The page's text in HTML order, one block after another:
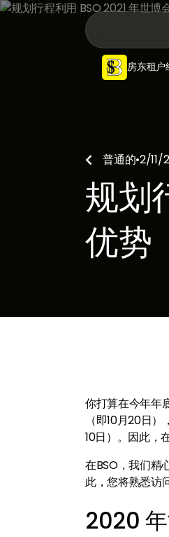
房东租户
普通的•2/11/
规划
优势
你打算在今年年
（即10月20日
10日）。因此，
在BSO，我们精
此，您将熟悉访
2020